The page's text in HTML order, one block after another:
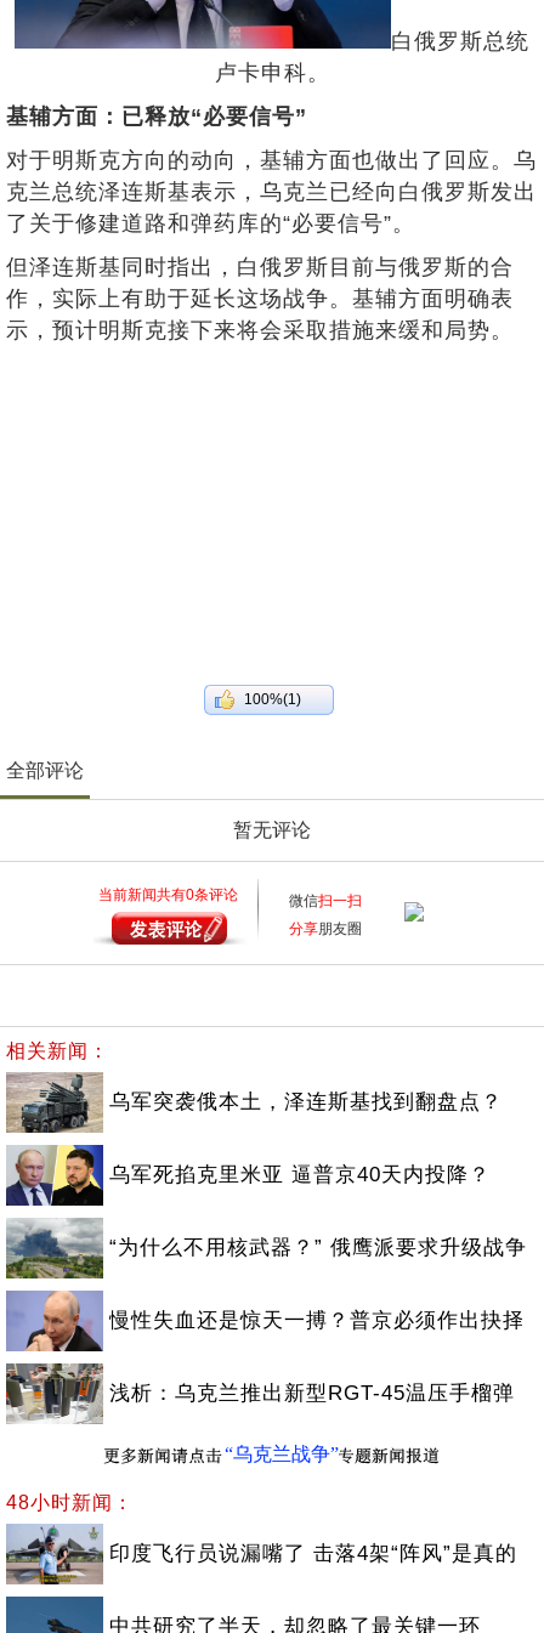
白俄罗斯总统
卢卡申科。
基辅方面：已释放“必要信号”
对于明斯克方向的动向，基辅方面也做出了回应。乌
克兰总统泽连斯基表示，乌克兰已经向白俄罗斯发出
了关于修建道路和弹药库的“必要信号”。
但泽连斯基同时指出，白俄罗斯目前与俄罗斯的合
作，实际上有助于延长这场战争。基辅方面明确表
示，预计明斯克接下来将会采取措施来缓和局势。
100%(1)
全部评论
暂无评论
当前新闻共有0条评论 微信扫一扫
分享朋友圈
相关新闻：
乌军突袭俄本土，泽连斯基找到翻盘点？
乌军死掐克里米亚 逼普京40天内投降？
“为什么不用核武器？” 俄鹰派要求升级战争
慢性失血还是惊天一搏？普京必须作出抉择
浅析：乌克兰推出新型RGT-45温压手榴弹
“乌克兰战争”
48小时新闻：
印度飞行员说漏嘴了 击落4架“阵风”是真的
中共研究了半天，却忽略了最关键一环